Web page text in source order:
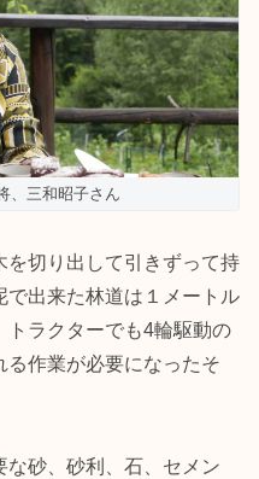
、三和昭子さん
切り出して引きずって持
で出来た林道は１メートル
トラクターでも4輪駆動の
作業が必要になったそ
砂、砂利、石、セメン